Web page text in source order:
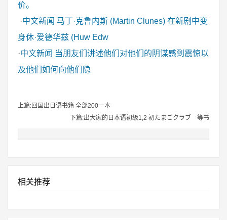
价。
·中文新闻 马丁·克鲁内斯 (Martin Clunes) 在新剧中变
身休·爱德华兹 (Huw Edw
·中文新闻 当朋友们讲述他们对他们的阴谋感到震惊以
及他们如何向他们隐
上篇:回国出日语书籍 全部200一本
下篇:出大家的日本语初级1,2 初たまごクラブ 等书
相关推荐